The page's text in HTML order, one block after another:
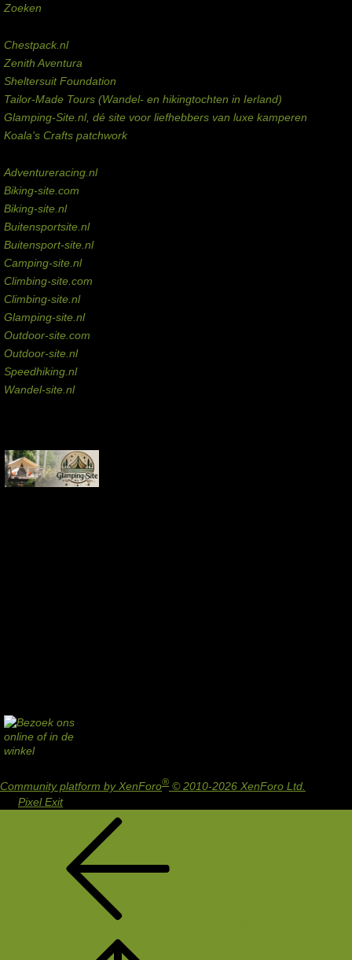
Zoeken
Chestpack.nl
Zenith Aventura
Sheltersuit Foundation
Tailor-Made Tours (Wandel- en hikingtochten in Ierland)
Glamping-Site.nl, dé site voor liefhebbers van luxe kamperen
Koala's Crafts patchwork
Adventureracing.nl
Biking-site.com
Biking-site.nl
Buitensportsite.nl
Buitensport-site.nl
Camping-site.nl
Climbing-site.com
Climbing-site.nl
Glamping-site.nl
Outdoor-site.com
Outdoor-site.nl
Speedhiking.nl
Wandel-site.nl
Community platform by XenForo® © 2010-2026 XenForo Ltd.
Pixel Exit